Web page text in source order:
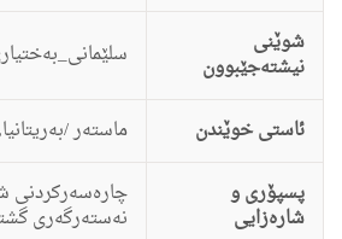
شوێنی
نیشتەجێبوون
ئاستى خوێندن
ماستەر /
پسپۆری و
شارەزایی
چارەسەركردنی
نەستەرگەری